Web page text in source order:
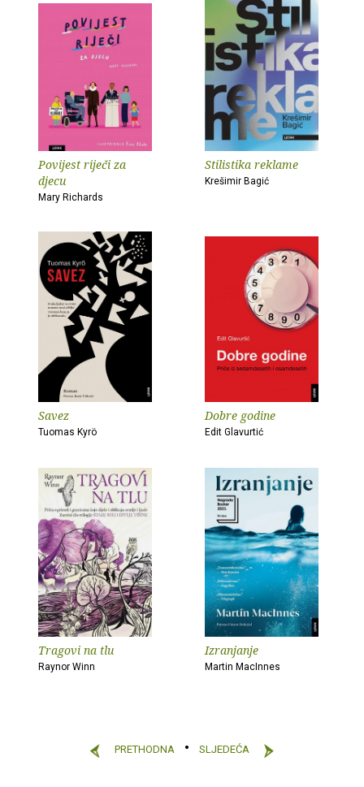
Povijest riječi za
djecu
Mary Richards
Stilistika reklame
Krešimir Bagić
Savez
Tuomas Kyrö
Dobre godine
Edit Glavurtić
Tragovi na tlu
Raynor Winn
Izranjanje
Martin MacInnes
PRETHODNA SLJEDEĆA